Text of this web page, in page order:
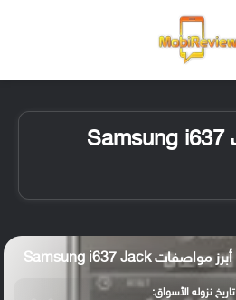
سعر ومواصفات Samsung i637
أبرز مواصفات Samsung i637 Jack
تاريخ نزوله الأسواق: